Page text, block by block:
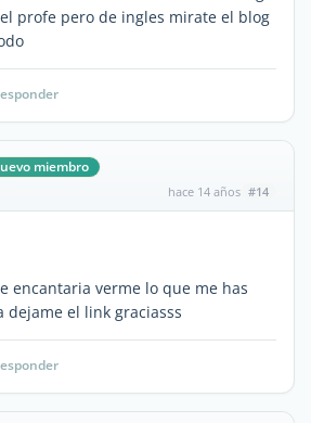
profe pero de ingles mirate el blog
miembro
hace 14 años #14
encantaria verme lo que me has
dejame el link graciasss